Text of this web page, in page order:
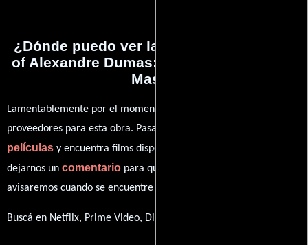
¿Dónde puedo ver la películas The Face
of Alexandre Dumas: The Man in the Iron
Mask?
Lamentablemente por el momento no contamos con enlaces a
proveedores para esta obra. Pasa por nuestro catálogo de
películas y encuentra films disponibles. También puedes
dejarnos un comentario para que le demos prioridad y te
avisaremos cuando se encuentre disponible
Buscá en Netflix, Prime Video, Disney+